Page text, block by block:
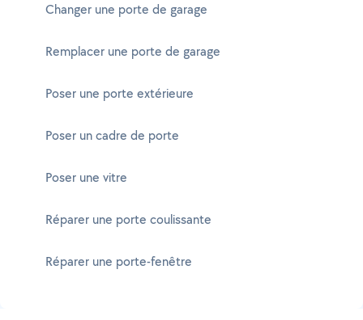
Changer une porte de garage
Remplacer une porte de garage
Poser une porte extérieure
Poser un cadre de porte
Poser une vitre
Réparer une porte coulissante
Réparer une porte-fenêtre